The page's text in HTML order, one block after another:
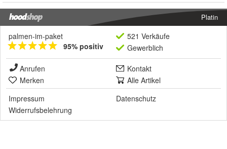
Platin
palmen-im-paket
95% positiv
521 Verkäufe
Gewerblich
Anrufen
Kontakt
Merken
Alle Artikel
Impressum
Datenschutz
Widerrufsbelehrung